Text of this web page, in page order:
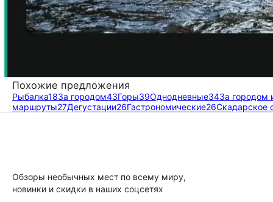
Похожие предложения
Рыбалка18За городом43Горы39Однодневные34За городом
маршруты27Дегустации26Гастрономические26Скадарское
Обзоры необычных мест по всему миру,
новинки и скидки в наших соцсетях